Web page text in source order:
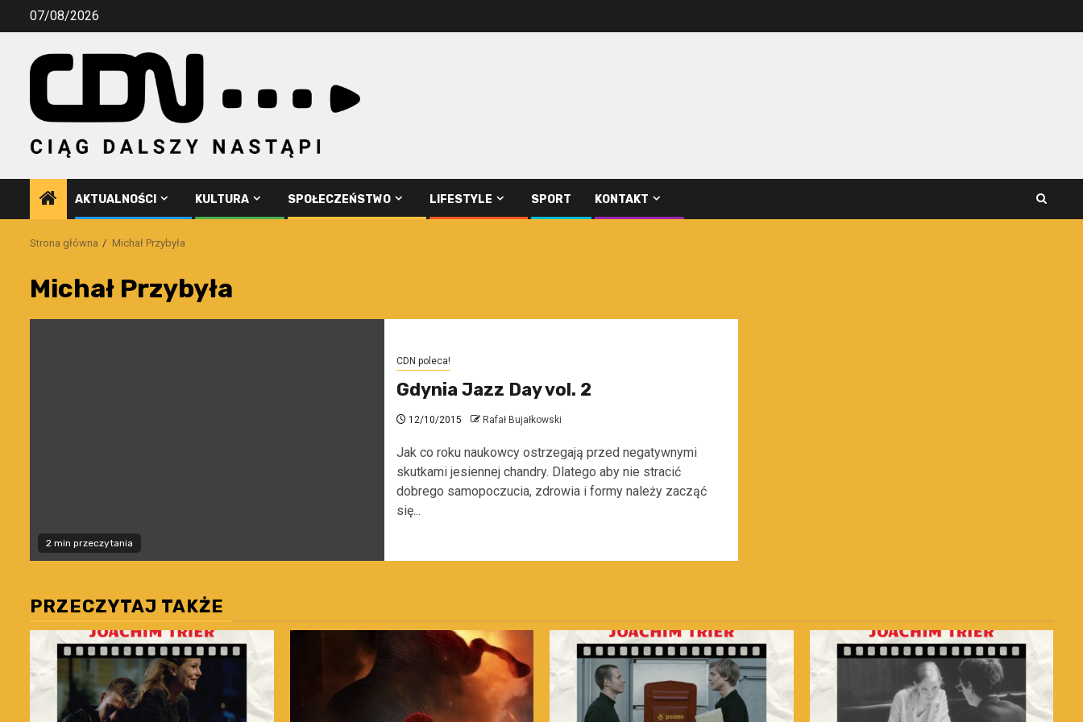
Przejdź07/08/2026
AKTUALNOŚCI KULTURA SPOŁECZEŃSTWO LIFESTYLE SPORT KONTAKT
Strona główna Michał Przybyła
Michał Przybyła
2 min przeczytania
CDN poleca!
Gdynia Jazz Day vol. 2
12/10/2015 Rafał Bujałkowski
Jak co roku naukowcy ostrzegają przed negatywnymi
skutkami jesiennej chandry. Dlatego aby nie stracić
dobrego samopoczucia, zdrowia i formy należy zacząć
się...
PRZECZYTAJ TAKŻE